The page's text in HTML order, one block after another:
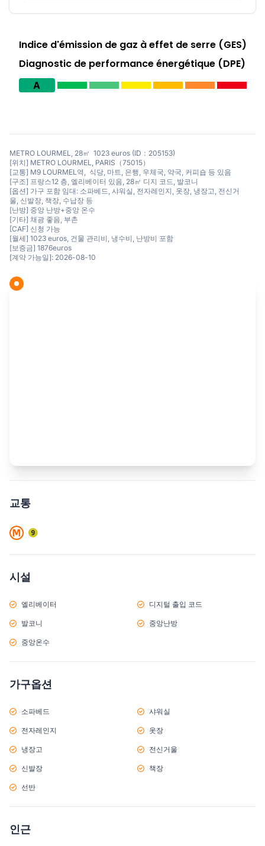
Indice d'émission de gaz à effet de serre (GES)
Diagnostic de performance énergétique (DPE)
A
METRO LOURMEL, 28㎡ 1023 euros (ID：205153)
[위치] METRO LOURMEL, PARIS（75015）
[교통] M9 LOURMEL역, 식당, 마트, 은행, 우체국, 약국, 커피숍 등 있음
[구조] 프랑스12 층, 엘리베이터 있음, 28㎡ 디지 코드, 발코니
[옵션] 가구 포함 임대: 소파베드, 샤워실, 전자레인지, 옷장, 냉장고, 전신거
울, 신발장, 책장, 수납장 등
[난방] 중앙 난방+중앙 온수
[기타] 채광 좋음, 부촌
[CAF] 신청 가능
[월세] 1023 euros, 건물 관리비, 냉수비, 난방비 포함
[보증금] 1876euros
[계약 가능일]: 2026-08-10
교통
시설
엘리베이터 디지털 출입 코드
발코니 중앙난방
중앙온수
가구옵션
소파베드 샤워실
전자레인지 옷장
냉장고 전신거울
신발장 책장
선반
인근